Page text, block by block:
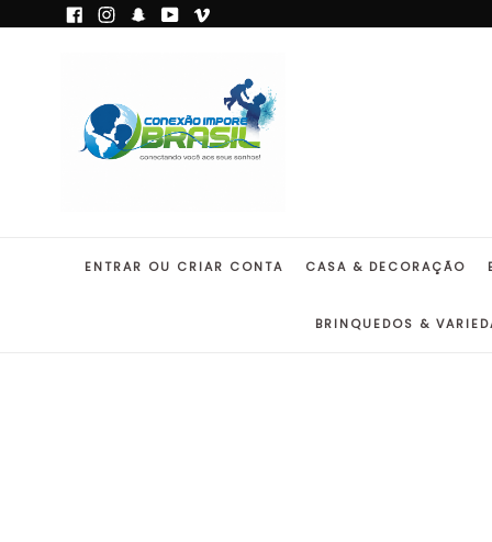
para
FacebookInstagramSnapchatYouTube
ENTRAR OU CRIAR CONTA CASA & DECORAÇÃO
BRINQUEDOS &